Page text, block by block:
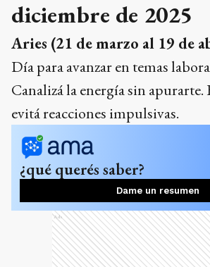
diciembre de 2025
Aries (21 de marzo al 19 de
Día para avanzar en temas
Canalizá la energía sin apurarte.
evitá reacciones impulsivas.
¿qué querés saber?
Dame un resumen
Ads